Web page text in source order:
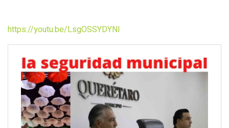
https://youtu.be/LsgOSSYDYNI